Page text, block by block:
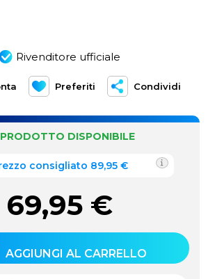
Rivenditore ufficiale
Preferiti Condividi
PRODOTTO DISPONIBILE
consigliato 89,95 €
69,95 €
AGGIUNGI AL CARRELLO